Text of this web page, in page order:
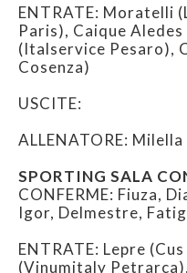
ENTRATE: Moratelli
Paris), Caique
(Italservice Pesaro),
Cosenza)
USCITE:
ALLENATORE:
SPORTING SALA
CONFERME: Fiuza,
Igor, Delmestre,
ENTRATE: Lepre
(Vinumitaly